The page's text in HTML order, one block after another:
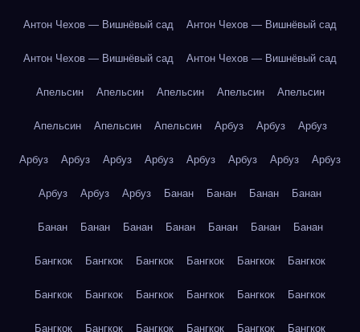
Антон Чехов — Вишнёвый сад Антон Чехов — Вишнёвый сад
Антон Чехов — Вишнёвый сад Антон Чехов — Вишнёвый сад
Апельсин Апельсин Апельсин Апельсин Апельсин
Апельсин Апельсин Апельсин Арбуз Арбуз Арбуз
Арбуз Арбуз Арбуз Арбуз Арбуз Арбуз Арбуз Арбуз
Арбуз Арбуз Арбуз Банан Банан Банан Банан
Банан Банан Банан Банан Банан Банан Банан
Бангкок Бангкок Бангкок Бангкок Бангкок Бангкок
Бангкок Бангкок Бангкок Бангкок Бангкок Бангкок
Бангкок Бангкок Бангкок Бангкок Бангкок Бангкок